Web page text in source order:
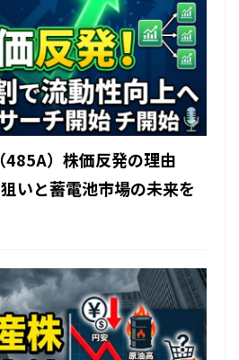
485A）株価反発の理由
いと蓄電池市場の未来を